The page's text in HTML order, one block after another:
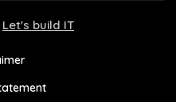
Let's build IT